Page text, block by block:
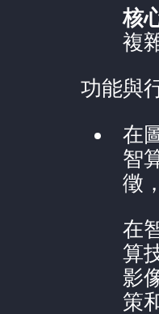
核
複
功能與
在
智
徵
在
算
影
策